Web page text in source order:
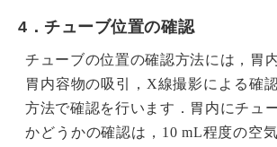
4．チューブ位置の確認
チューブの位置の確認方法には，胃
胃内容物の吸引，X線撮影による確
方法で確認を行います．胃内にチュ
かどうかの確認は，10 mL程度の空